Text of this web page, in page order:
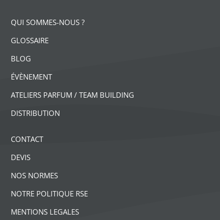
QUI SOMMES-NOUS ?
GLOSSAIRE
BLOG
ÉVÈNEMENT
ATELIERS PARFUM / TEAM BUILDING
DISTRIBUTION
CONTACT
DEVIS
NOS NORMES
NOTRE POLITIQUE RSE
MENTIONS LEGALES